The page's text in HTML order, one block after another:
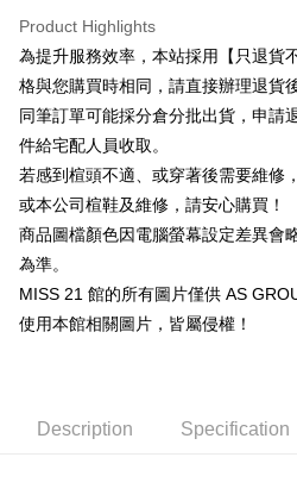
Union Bank of Taiwan
Yuanta Commercial Bank
E.SUN Commercial Bank
Taishin International Bank
Taiwan Rakuten Card, Inc.
Taiwan Business Bank
HSBC Bank (Taiwan) Limited
Yuanta Commercial Bank
E.SUN Commercial Bank
Taishin International Bank
Taiwan Rakuten Card, Inc.
Taiwan Business Bank
HSBC Bank (Taiwan) Limited
Union Bank of Taiwan
E.SUN Commercial Bank
Taishin International Bank
Taiwan Rakuten Card, Inc.
Easy Wallet
Google Pay
Shipping Method
宅配
Free shipping
離島宅配
NT$280/order
Product Highlights
為提升服務效率，本站採用【只退貨
格與您購買時相同，請直接辦理退貨
同筆訂單可能採分倉分批出貨，申請
件給宅配人員收取。
若感到楦頭不適、或穿著後需要維修
或本公司楦鞋及維修，請安心購買！
商品圖檔顏色因電腦螢幕設定差異會
為準。
MISS 21 館的所有圖片僅供 AS
使用本館相關圖片，皆屬侵權！
Description Specification